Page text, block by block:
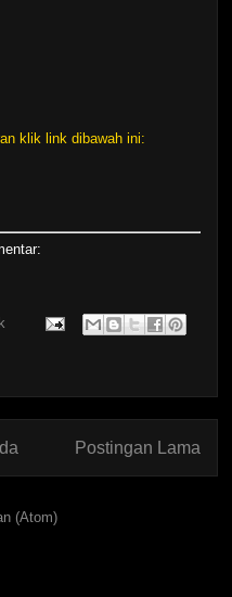
klik link dibawah ini:
Postingan Lama
(Atom)